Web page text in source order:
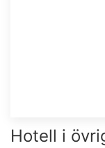
Hotell i